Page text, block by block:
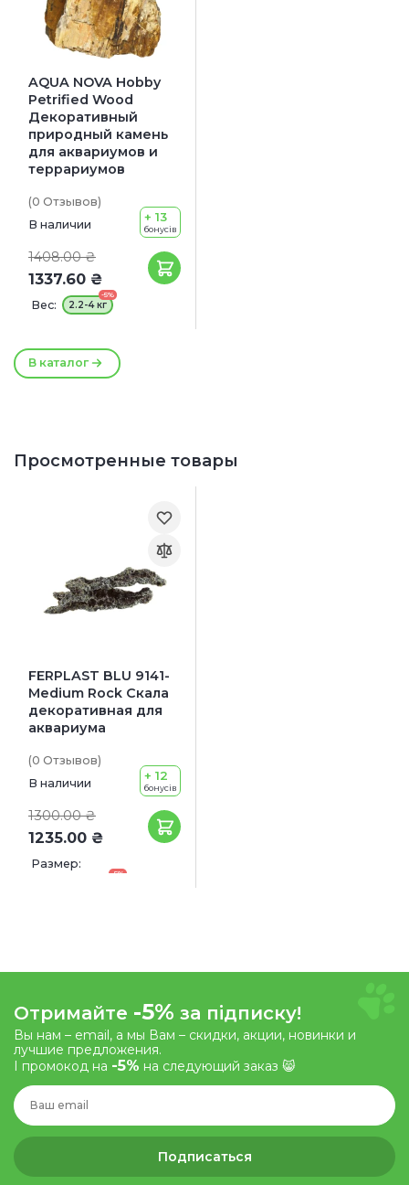
В каталог
AQUA NOVA Hobby
Petrified Wood
Декоративный
природный камень
для аквариумов и
террариумов
(0 Отзывов)
В наличии
1408.00 ₴
1337.60 ₴
+ 13
бонусів
Вес:
-5%
2.2-4 кг
Просмотренные товары
FERPLAST BLU 9141-
Medium Rock Скала
декоративная для
аквариума
(0 Отзывов)
В наличии
1300.00 ₴
1235.00 ₴
+ 12
бонусів
Размер:
-5%
Отримайте -5% за підписку!
Вы нам – email, а мы Вам – скидки, акции, новинки и
лучшие предложения.
І промокод на -5% на следующий заказ 😸
Подписаться